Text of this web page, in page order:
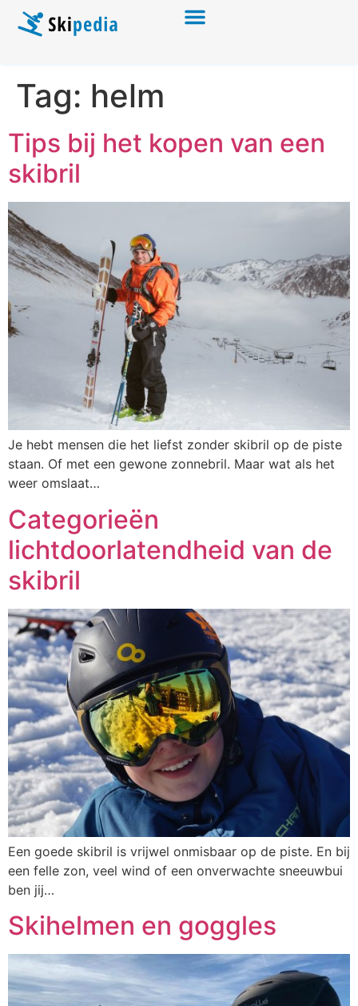
Tag: helm
Tips bij het kopen van een
skibril
Je hebt mensen die het liefst zonder skibril op de piste
staan. Of met een gewone zonnebril. Maar wat als het
weer omslaat…
Categorieën
lichtdoorlatendheid van de
skibril
Een goede skibril is vrijwel onmisbaar op de piste. En bij
een felle zon, veel wind of een onverwachte sneeuwbui
ben jij…
Skihelmen en goggles